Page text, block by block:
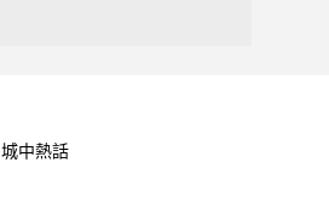
城中熱話